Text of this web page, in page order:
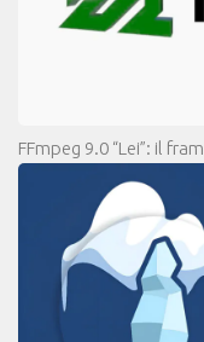
FFmpeg 9.0 “Lei”: il